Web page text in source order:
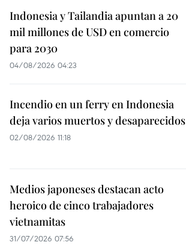
Indonesia y Tailandia apuntan a 20
mil millones de USD en comercio
para 2030
04/08/2026 04:23
Incendio en un ferry en Indonesia
deja varios muertos y desaparecidos
02/08/2026 11:18
Medios japoneses destacan acto
heroico de cinco trabajadores
vietnamitas
31/07/2026 07:56